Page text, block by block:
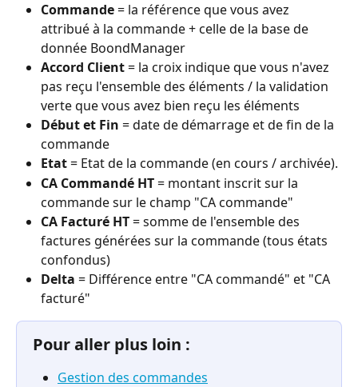
Commande = la référence que vous avez
attribué à la commande + celle de la base de
donnée BoondManager
Accord Client = la croix indique que vous n'avez
pas reçu l'ensemble des éléments / la validation
verte que vous avez bien reçu les éléments
Début et Fin = date de démarrage et de fin de la
commande
Etat = Etat de la commande (en cours / archivée).
CA Commandé HT = montant inscrit sur la
commande sur le champ "CA commande"
CA Facturé HT = somme de l'ensemble des
factures générées sur la commande (tous états
confondus)
Delta = Différence entre "CA commandé" et "CA
facturé"
Pour aller plus loin :
Gestion des commandes